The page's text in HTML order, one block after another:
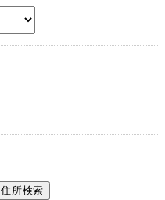
住所検索